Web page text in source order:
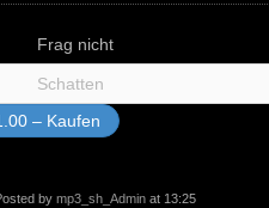
Frag nicht
Schatten
– Kaufen
by mp3_sh_Admin at 13:25